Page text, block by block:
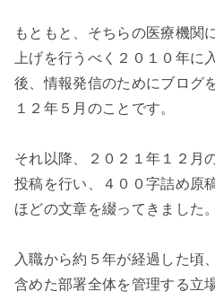
もともと、そちらの医療機関
上げを行うべく２０１０年に
後、情報発信のためにブログ
１２年５月のことです。
それ以降、２０２１年１２月
投稿を行い、４００字詰め原
ほどの文章を綴ってきました。
入職から約５年が経過した頃
含めた部署全体を管理する立